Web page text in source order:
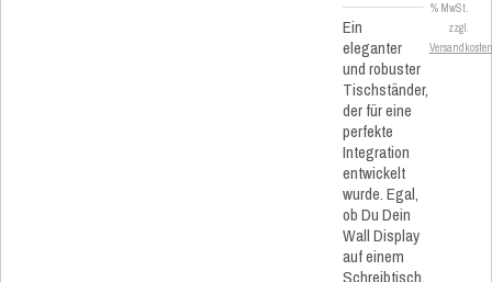
Ein
eleganter
und robuster
Tischständer,
der für eine
perfekte
Integration
entwickelt
wurde. Egal,
ob Du Dein
Wall Display
auf einem
Schreibtisch,
% MwSt.
zzgl.
Versandkosten